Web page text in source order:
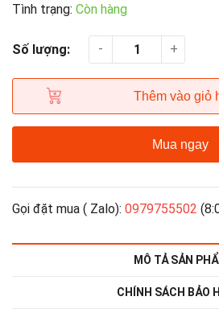
Tình trạng: Còn hàng
Số lượng: - +
Thêm vào giỏ
Mua ngay
Gọi đặt mua ( Zalo): 0979755502
MÔ TẢ SẢN
CHÍNH SÁCH BẢO